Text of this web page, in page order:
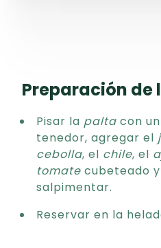
Preparación de
Pisar la palta con
tenedor, agregar el
cebolla, el chile, el
tomate cubeteado
salpimentar.
Reservar en la